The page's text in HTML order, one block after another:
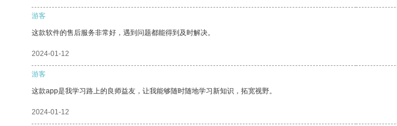
游客
这款软件的售后服务非常好，遇到问题都能得到及时解决。
2024-01-12
游客
这款app是我学习路上的良师益友，让我能够随时随地学习新知识，拓宽视野。
2024-01-12